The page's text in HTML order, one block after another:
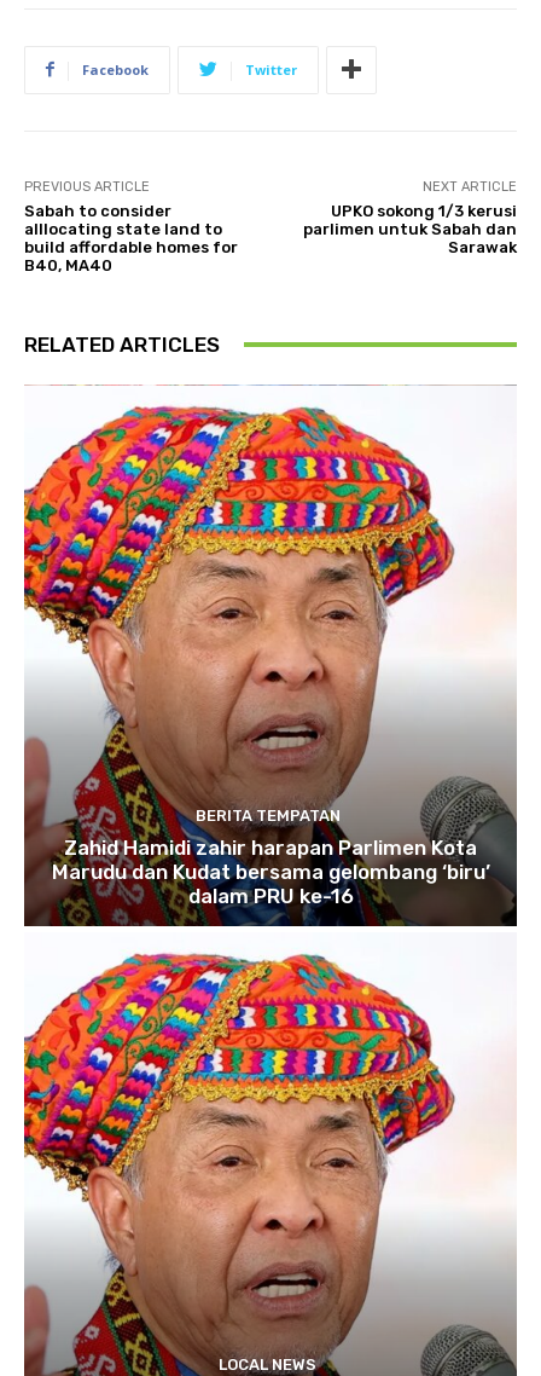
Facebook Twitter
PREVIOUS ARTICLE
Sabah to consider
alllocating state land to
build affordable homes for
B40, MA40
NEXT ARTICLE
UPKO sokong 1/3 kerusi
parlimen untuk Sabah dan
Sarawak
RELATED ARTICLES
BERITA TEMPATAN
Zahid Hamidi zahir harapan Parlimen Kota
Marudu dan Kudat bersama gelombang ‘biru’
dalam PRU ke-16
LOCAL NEWS